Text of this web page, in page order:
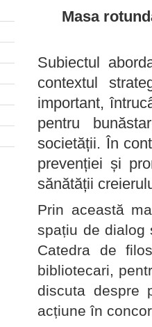
Masa
Subiectul
contextul
important,
pentru
societății. În
prevenției și
sănătății
Prin această
spațiu de dialog
Catedra de
bibliotecari,
discuta despre
acțiune în